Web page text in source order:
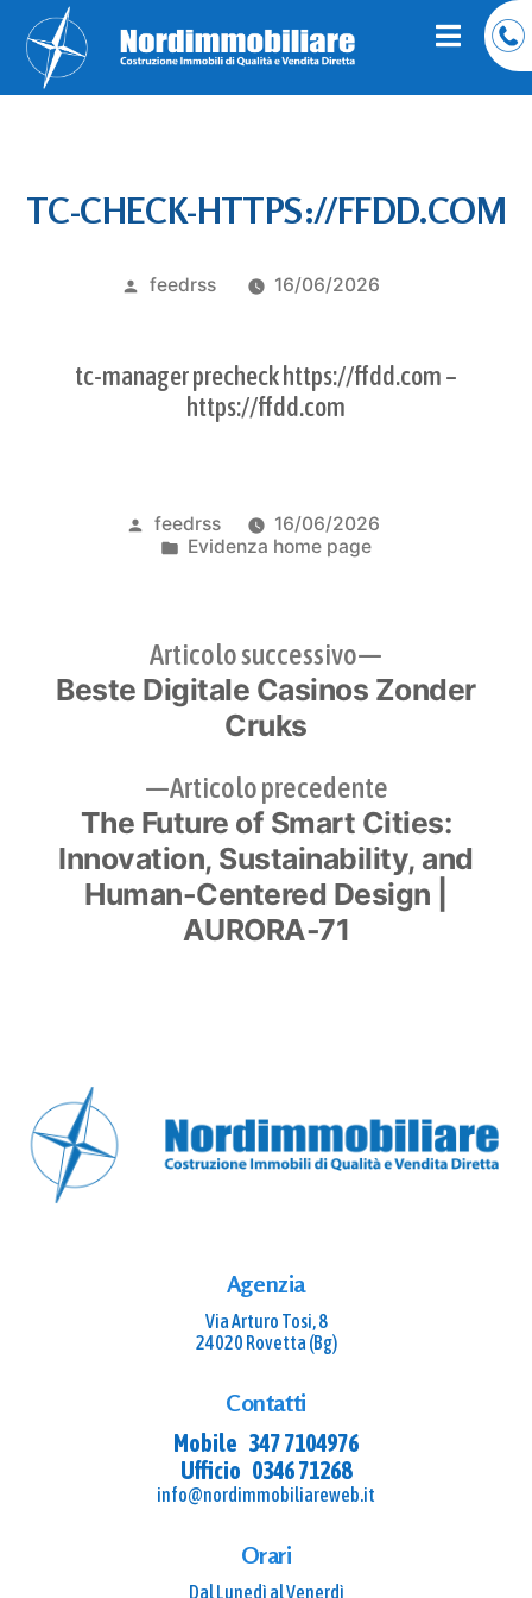
TC-CHECK-HTTPS://FFDD.COM
Pubblicato
feedrss 16/06/2026
tc-manager precheck https://ffdd.com –
https://ffdd.com
Pubblicato
da
feedrss
16/06/2026
Pubblicato
Evidenza home page
Navigazione
articoli
Articolo precedenteArticolo
precedente:
The Future of Smart Cities:
Innovation, Sustainability, and
Human-Centered Design |
AURORA-71
Articolo successivo
successivo:
Beste Digitale Casinos Zonder
Cruks
Agenzia
Via Arturo Tosi, 8
24020 Rovetta (Bg)
Contatti
Mobile 347 7104976
Ufficio 0346 71268
info@nordimmobiliareweb.it
Orari
Dal Lunedì al Venerdì